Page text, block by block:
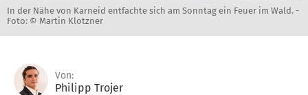
In der Nähe von Karneid entfachte sich am Sonntag ein Feuer im Wald. -
Foto: © Martin Klotzner
Von:
Philipp Trojer